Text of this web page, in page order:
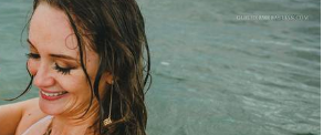
3030 68